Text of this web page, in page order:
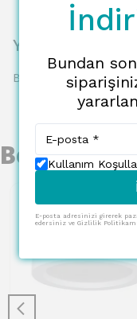
Yorumlar
Bu ürün için henüz
Benzer
Bundan
Kullanım
E-posta adresinizi girerek
edersiniz ve Gizlilik